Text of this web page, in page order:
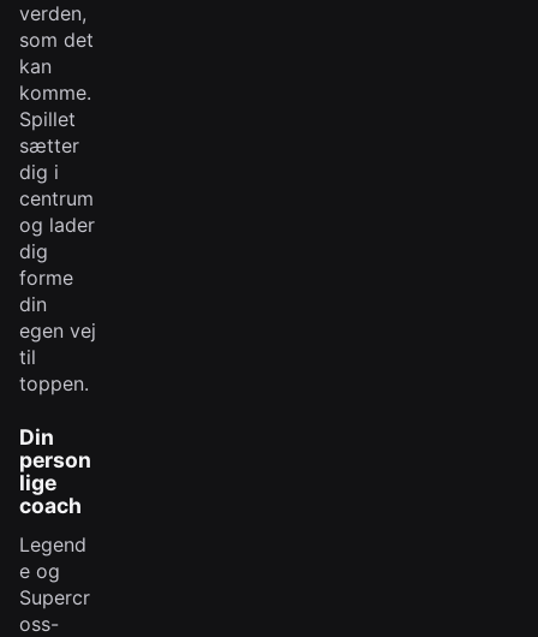
verden,
som det
kan
komme.
Spillet
sætter
dig i
centrum
og lader
dig
forme
din
egen vej
til
toppen.
Din
person
lige
coach
Legend
e og
Supercr
oss-